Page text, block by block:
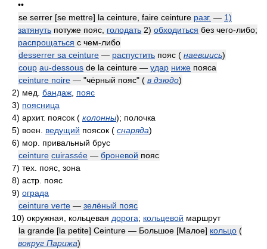
••
se serrer [se mettre] la ceinture, faire ceinture разг. — 1)
затянуть потуже пояс, голодать 2) обходиться без чего-либо;
распрощаться с чем-либо
desserrer sa ceinture — распустить пояс ( наевшись)
coup au-dessous de la ceinture — удар ниже пояса
ceinture noire — "чёрный пояс" ( в дзюдо)
2) мед. бандаж пояс
3) поясница
4) архит. поясок ( колонны); полочка
5) воен. ведущий поясок ( снаряда)
6) мор. привальный брус
ceinture cuirassée — броневой пояс
7) тех. пояс, зона
8) астр. пояс
9) ограда
ceinture verte — зелёный пояс
10) окружная, кольцевая дорога; кольцевой маршрут
la grande [la petite] Ceinture — Большое [Малое] кольцо (
вокруг Парижа)